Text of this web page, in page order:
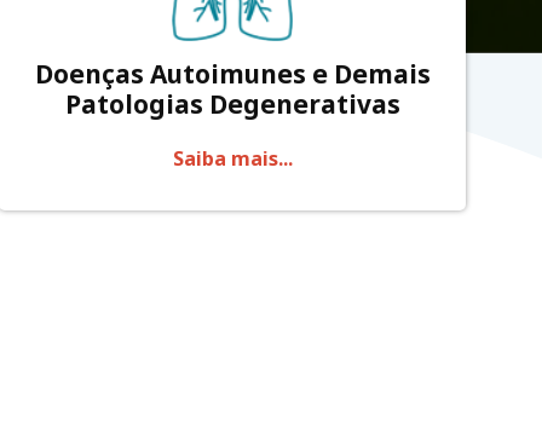
Doenças Autoimunes e Demais
Patologias Degenerativas
Saiba mais...